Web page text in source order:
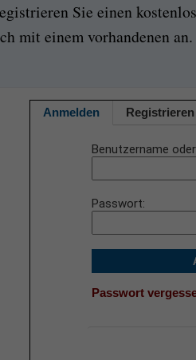
Sie einen
mit einem vorhandenen an.
Anmelden Registrieren
Benutzername
Passwort
Passwort